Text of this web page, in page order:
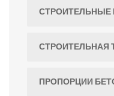
СТРОИТЕЛЬНЫЕ
СТРОИТЕЛЬНАЯ
ПРОПОРЦИИ